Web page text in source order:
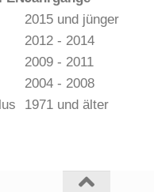
2015 und jünger
2012 - 2014
2009 - 2011
2004 - 2008
1971 und älter